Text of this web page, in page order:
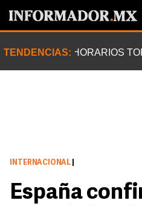
TENDENCIAS: HORARIOS
INTERNACIONAL
España